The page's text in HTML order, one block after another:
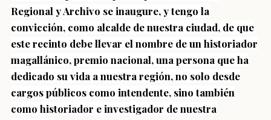
Regional y Archivo se inaugure, y tengo la
convicción, como alcalde de nuestra ciudad, de que
este recinto debe llevar el nombre de un historiador
magallánico, premio nacional, una persona que ha
dedicado su vida a nuestra región, no solo desde
cargos públicos como intendente, sino también
como historiador e investigador de nuestra